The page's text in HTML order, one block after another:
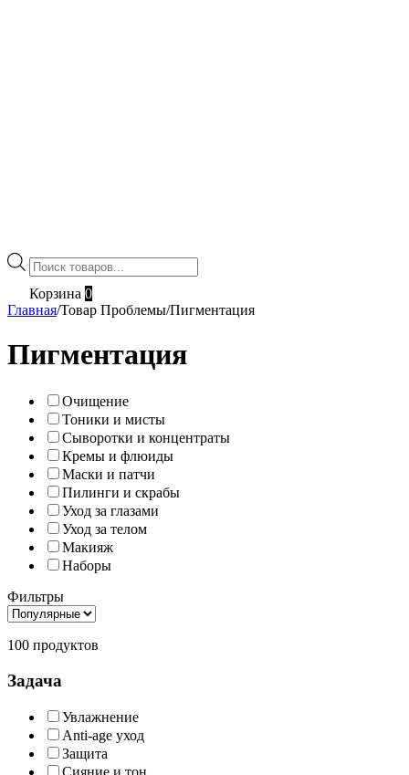
Поиск
товаров
Корзина 0
Главная/Товар Проблемы/Пигментация
Пигментация
Очищение
Тоники и мисты
Сыворотки и концентраты
Кремы и флюиды
Маски и патчи
Пилинги и скрабы
Уход за глазами
Уход за телом
Макияж
Наборы
Фильтры
100 продуктов
Задача
Увлажнение
Anti-age уход
Защита